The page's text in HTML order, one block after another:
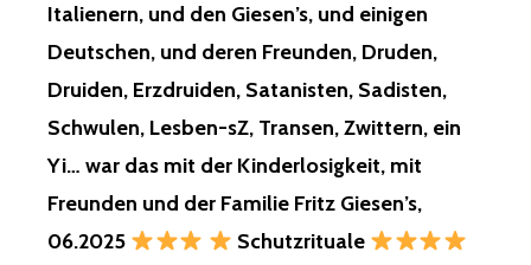
YOU
YOUR
BOSSES
THIS
TODAY,
THEY
KNEW
Italienern, und den Giesen’s, und einigen
Deutschen, und deren Freunden, Druden,
Druiden, Erzdruiden, Satanisten, Sadisten,
Schwulen, Lesben-sZ, Transen, Zwittern, ein
Yi… war das mit der Kinderlosigkeit, mit
Freunden und der Familie Fritz Giesen’s,
06.2025
Schutzrituale